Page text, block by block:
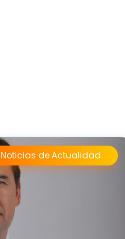
Noticias de Actualidad